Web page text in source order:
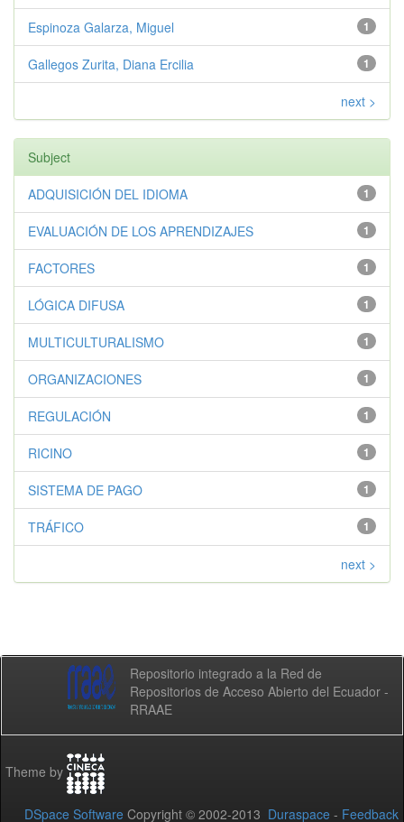
1
Espinoza Galarza, Miguel
1
Gallegos Zurita, Diana Ercilia
next >
Subject
1
ADQUISICIÓN DEL IDIOMA
1
EVALUACIÓN DE LOS APRENDIZAJES
1
FACTORES
1
LÓGICA DIFUSA
1
MULTICULTURALISMO
1
ORGANIZACIONES
1
REGULACIÓN
1
RICINO
1
SISTEMA DE PAGO
1
TRÁFICO
next >
Repositorio integrado a la Red de
Repositorios de Acceso Abierto del Ecuador -
RRAAE
Theme by
DSpace Software Copyright © 2002-2013 Duraspace - Feedback